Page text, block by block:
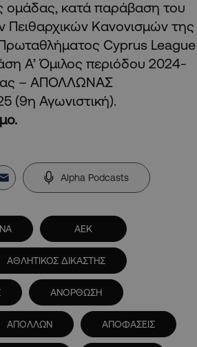
ομάδας, κατά παράβαση του
Πειθαρχικών Κανονισμών της
Cyprus League
Α’ Όμιλος περιόδου 2024-
– ΑΠΟΛΛΩΝΑΣ
(9η Αγωνιστική).
Alpha Podcasts
ΑΕΚ
ΑΘΛΗΤΙΚΟΣ ΔΙΚΑΣΤΗΣ
ΑΝΟΡΘΩΣΗ
ΑΠΟΛΛΩΝ ΑΠΟΦΑΣΕΙΣ